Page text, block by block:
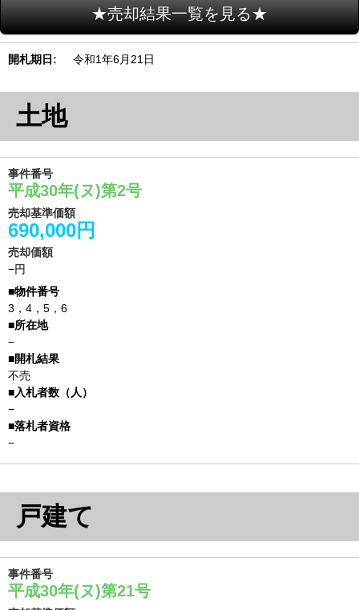
★売却結果一覧を見る★
開札期日 令和1年6月21日
土地
事件番号
平成30年(ヌ)第2号
売却基準価額
690,000円
売却価額
−円
3，4，5，6
−
不売
−
−
戸建て
事件番号
平成30年(ヌ)第21号